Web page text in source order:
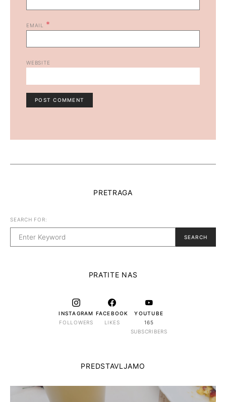
EMAIL *
WEBSITE
PRETRAGA
SEARCH FOR:
SEARCH
PRATITE NAS
INSTAGRAM
FOLLOWERS
FACEBOOK
LIKES
YOUTUBE
165
SUBSCRIBERS
PREDSTAVLJAMO